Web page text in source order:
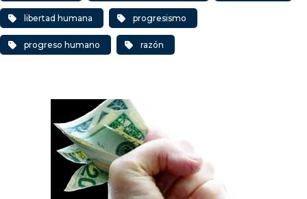
libertad humana progresismo
progreso humano razón